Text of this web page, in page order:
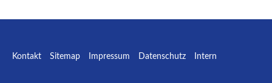
Kontakt Sitemap Impressum Datenschutz Intern